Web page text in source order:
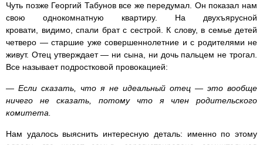
Чуть позже Георгий Табунов все же передумал. Он показал нам
свою однокомнатную квартиру. На двухъярусной
кровати, видимо, спали брат с сестрой. К слову, в семье детей
четверо — старшие уже совершеннолетние и с родителями не
живут. Отец утверждает — ни сына, ни дочь пальцем не трогал.
Все называет подростковой провокацией:
— Если сказать, что я не идеальный отец — это вообще
ничего не сказать, потому что я член родительского
комитета.
Нам удалось выяснить интересную деталь: именно по этому